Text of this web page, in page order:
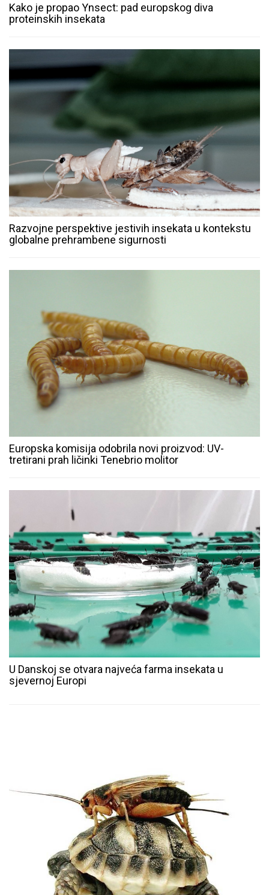
Kako je propao Ynsect: pad europskog diva
proteinskih insekata
Razvojne perspektive jestivih insekata u kontekstu
globalne prehrambene sigurnosti
Europska komisija odobrila novi proizvod: UV-
tretirani prah ličinki Tenebrio molitor
U Danskoj se otvara najveća farma insekata u
sjevernoj Europi